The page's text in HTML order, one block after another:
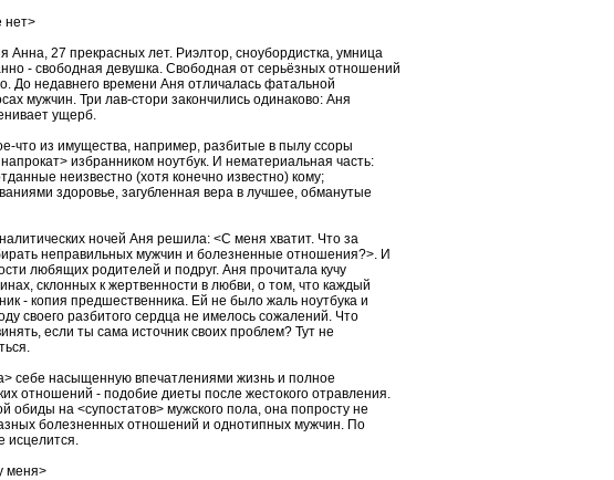
нет>
Анна, 27 прекрасных лет. Риэлтор, сноубордистка, умница
- свободная девушка. Свободная от серьёзных отношений
До недавнего времени Аня отличалась фатальной
мужчин. Три лав-стори закончились одинаково: Аня
ущерб.
что из имущества, например, разбитые в пылу ссоры
избранником ноутбук. И нематериальная часть:
неизвестно (хотя конечно известно) кому;
здоровье, загубленная вера в лучшее, обманутые
ночей Аня решила: <С меня хватит. Что за
неправильных мужчин и болезненные отношения?>. И
любящих родителей и подруг. Аня прочитала кучу
склонных к жертвенности в любви, о том, что каждый
- копия предшественника. Ей не было жаль ноутбука и
своего разбитого сердца не имелось сожалений. Что
если ты сама источник своих проблем? Тут не
себе насыщенную впечатлениями жизнь и полное
отношений - подобие диеты после жестокого отравления.
обиды на <супостатов> мужского пола, она попросту не
болезненных отношений и однотипных мужчин. По
исцелится.
меня>